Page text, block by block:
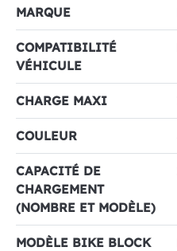
MARQUE
COMPATIBILITÉ
VÉHICULE
CHARGE MAXI
COULEUR
CAPACITÉ DE
CHARGEMENT
(NOMBRE ET MODÈLE)
MODÈLE BIKE BLOCK